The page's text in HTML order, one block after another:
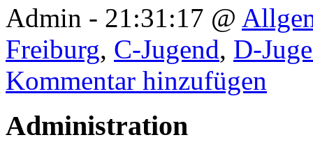
Admin - 21:31:17 @
Freiburg, C-Jugend, D-
Kommentar hinzufügen
Administration